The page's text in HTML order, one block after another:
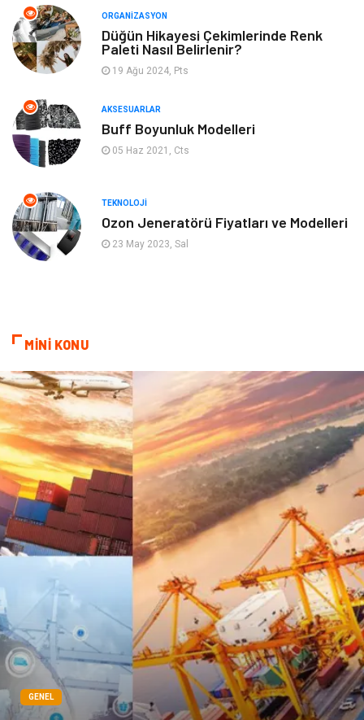
Gençlik & Eğlence Keyif & Hobi
Aksesuarlar
Mobilya
Gayrimenkul
Ev İşleri
Astroloji
Cam sosyal
Kına Gecesi genel blog
Sigorta Veteriner
kadınlar ve takı sağlık
Spor Malzemeleri
ORGANIZASYON
Düğün Hikayesi Çekimlerinde Renk
Paleti Nasıl Belirlenir?
19 Ağu 2024, Pts
AKSESUARLAR
Buff Boyunluk Modelleri
05 Haz 2021, Cts
TEKNOLOJI
Ozon Jeneratörü Fiyatları ve Modelleri
23 May 2023, Sal
MİNİ KONU
GENEL